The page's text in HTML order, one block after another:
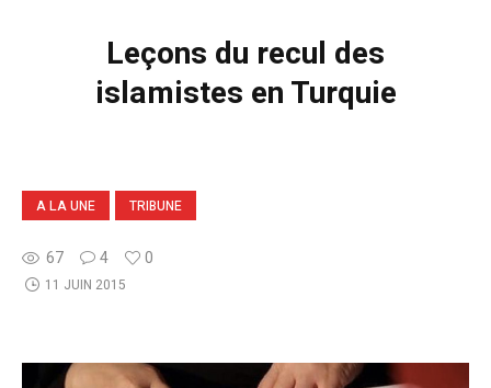
Leçons du recul des
islamistes en Turquie
A LA UNE TRIBUNE
67 4 0
11 JUIN 2015